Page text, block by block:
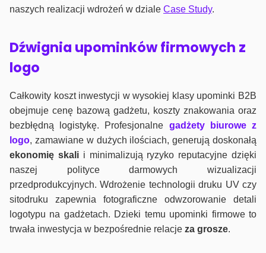
naszych realizacji wdrożeń w dziale Case Study.
Dźwignia upominków firmowych z
logo
Całkowity koszt inwestycji w wysokiej klasy upominki B2B
obejmuje cenę bazową gadżetu, koszty znakowania oraz
bezbłędną logistykę. Profesjonalne gadżety biurowe z
logo, zamawiane w dużych ilościach, generują doskonałą
ekonomię skalii minimalizują ryzyko reputacyjne dzięki
naszej polityce darmowych wizualizacji
przedprodukcyjnych. Wdrożenie technologii druku UV czy
sitodruku zapewnia fotograficzne odwzorowanie detali
logotypu na gadżetach. Dzieki temu upominki firmowe to
trwała inwestycja w bezpośrednie relacje za grosze.